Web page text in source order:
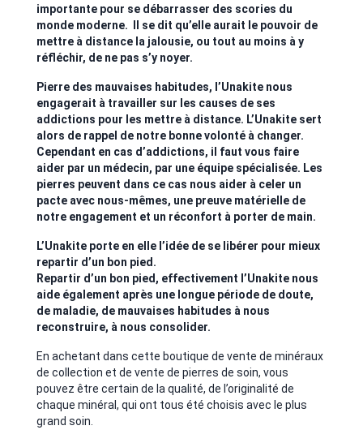
importante pour se débarrasser des scories du
monde moderne. Il se dit qu’elle aurait le pouvoir de
mettre à distance la jalousie, ou tout au moins à y
réfléchir, de ne pas s’y noyer.
Pierre des mauvaises habitudes, l’Unakite nous
engagerait à travailler sur les causes de ses
addictions pour les mettre à distance. L’Unakite sert
alors de rappel de notre bonne volonté à changer.
Cependant en cas d’addictions, il faut vous faire
aider par un médecin, par une équipe spécialisée. Les
pierres peuvent dans ce cas nous aider à celer un
pacte avec nous-mêmes, une preuve matérielle de
notre engagement et un réconfort à porter de main.
L’Unakite porte en elle l’idée de se libérer pour mieux
repartir d’un bon pied.
Repartir d’un bon pied, effectivement l’Unakite nous
aide également après une longue période de doute,
de maladie, de mauvaises habitudes à nous
reconstruire, à nous consolider.
En achetant dans cette boutique de vente de minéraux
de collection et de vente de pierres de soin, vous
pouvez être certain de la qualité, de l’originalité de
chaque minéral, qui ont tous été choisis avec le plus
grand soin.